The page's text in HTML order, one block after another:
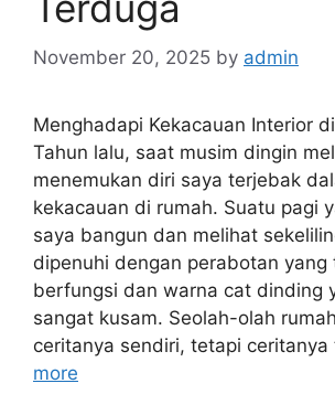
November 20, 2025 by admin
Menghadapi Kekacauan Interior
Tahun lalu, saat musim dingin
menemukan diri saya terjebak
kekacauan di rumah. Suatu pagi
saya bangun dan melihat
dipenuhi dengan perabotan yang
berfungsi dan warna cat dinding
sangat kusam. Seolah-olah
ceritanya sendiri, tetapi
more